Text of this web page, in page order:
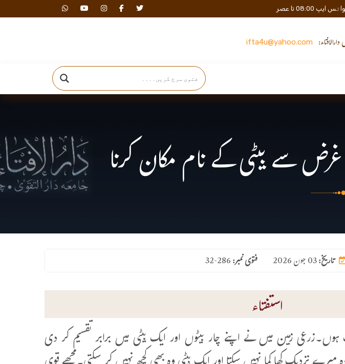
ifta4u@yahoo.com
سے بیٹی کے نام مکان کرنا
فتوی نمبر:32-286 تاریخ:03 جون 2026
استفتاء
زمین میں نے اپنے چار بیٹوں اور ایک بیٹی میں برابر تقسیم کر دی